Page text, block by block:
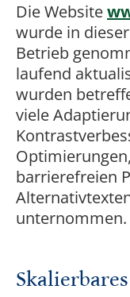
Die Website
wurde in
Betrieb
laufend
wurden
viele
barrierefreien
unternommen.